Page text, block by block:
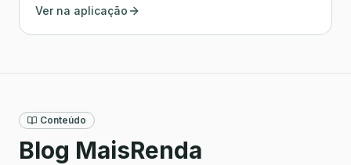
Ver na aplicação
Conteúdo
Blog MaisRenda